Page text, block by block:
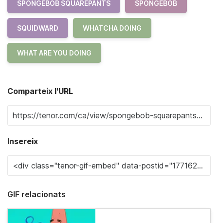
SPONGEBOB SQUAREPANTS SPONGEBOB
SQUIDWARD WHATCHA DOING
WHAT ARE YOU DOING
Comparteix l'URL
Insereix
GIF relacionats